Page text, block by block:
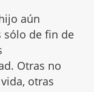
aún
sólo de fin de
Otras no
otras